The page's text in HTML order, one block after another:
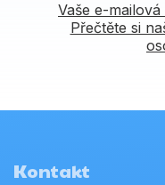
Vaše e-
Přečtěte si
Kontakt